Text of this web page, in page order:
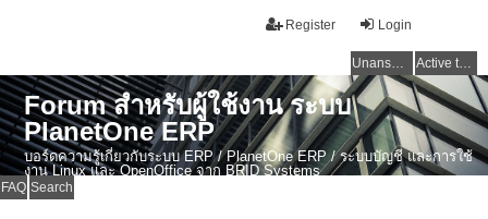
Login
Register
Unanswered topics Active topics
Forum สำหรับผู้ใช้งาน ระบบ
PlanetOne ERP
บอร์ดความรู้เกี่ยวกับระบบ ERP / PlanetOne ERP / ระบบบัญชี และการใช้
งาน Linux และ OpenOffice จาก BRID Systems
FAQ Search